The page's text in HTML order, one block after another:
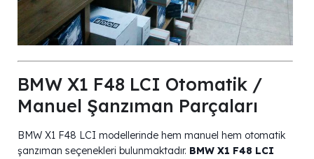
BMW X1 F48 LCI Otomatik /
Manuel Şanzıman Parçaları
BMW X1 F48 LCI modellerinde hem manuel hem otomatik
şanzıman seçenekleri bulunmaktadır. BMW X1 F48 LCI